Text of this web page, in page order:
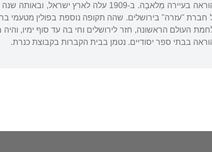
בהוראה בעיירה מְלאבָה. ב-1909 עלה
העולם הראשונה, חזר לירושלים וחי בה עד סוף ימיו,
בבתי ספר יסודיים. נטמן בבית הקברות בקבוצת כנרת.